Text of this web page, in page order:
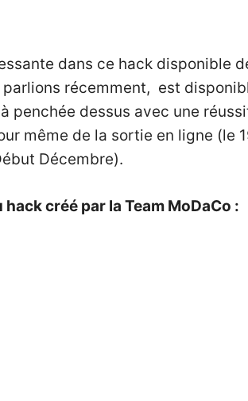
dans ce hack disponible
récemment, est
penchée dessus avec une
même de la sortie en ligne (le
Décembre).
créé par la Team MoDaCo :